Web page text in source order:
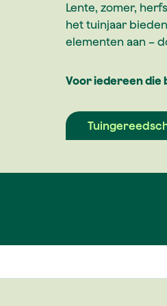
Lente, zomer,
het tuinjaar
elementen aan –
Voor iedereen